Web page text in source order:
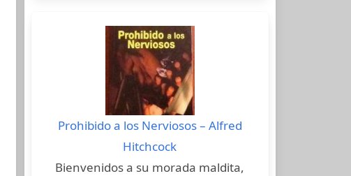
Prohibido a los Nerviosos – Alfred
Hitchcock
Bienvenidos a su morada maldita,